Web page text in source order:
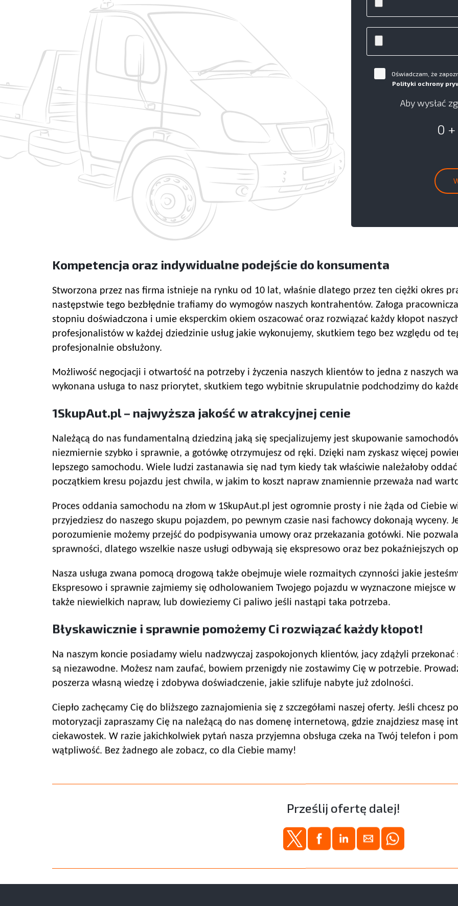
Oświadczam, że
Polityki ochrony
Aby wysłać
0
Kompetencja oraz indywidualne podejście do konsumenta
Stworzona przez nas firma istnieje na rynku od 10 lat, właśnie dlatego przez ten ciężki okres
następstwie tego bezbłędnie trafiamy do wymogów naszych kontrahentów. Załoga
stopniu doświadczona i umie eksperckim okiem oszacować oraz rozwiązać każdy kłopot
profesjonalistów w każdej dziedzinie usług jakie wykonujemy, skutkiem tego bez względu od
profesjonalnie obsłużony.
Możliwość negocjacji i otwartość na potrzeby i życzenia naszych klientów to jedna z naszych
wykonana usługa to nasz priorytet, skutkiem tego wybitnie skrupulatnie podchodzimy do
1SkupAut.pl – najwyższa jakość w atrakcyjnej cenie
Należącą do nas fundamentalną dziedziną jaką się specjalizujemy jest skupowanie
niezmiernie szybko i sprawnie, a gotówkę otrzymujesz od ręki. Dzięki nam zyskasz więcej
lepszego samochodu. Wiele ludzi zastanawia się nad tym kiedy tak właściwie należałoby
początkiem kresu pojazdu jest chwila, w jakim to koszt napraw znamiennie przeważa nad
Proces oddania samochodu na złom w 1SkupAut.pl jest ogromnie prosty i nie żąda od Ciebie
przyjedziesz do naszego skupu pojazdem, po pewnym czasie nasi fachowcy dokonają wyceny.
porozumienie możemy przejść do podpisywania umowy oraz przekazania gotówki. Nie
sprawności, dlatego wszelkie nasze usługi odbywają się ekspresowo oraz bez pokaźniejszych
Nasza usługa zwana pomocą drogową także obejmuje wiele rozmaitych czynności jakie
Ekspresowo i sprawnie zajmiemy się odholowaniem Twojego pojazdu w wyznaczone miejsce
także niewielkich napraw, lub dowieziemy Ci paliwo jeśli nastąpi taka potrzeba.
Błyskawicznie i sprawnie pomożemy Ci rozwiązać każdy kłopot!
Na naszym koncie posiadamy wielu nadzwyczaj zaspokojonych klientów, jacy zdążyli
są niezawodne. Możesz nam zaufać, bowiem przenigdy nie zostawimy Cię w potrzebie.
poszerza własną wiedzę i zdobywa doświadczenie, jakie szlifuje nabyte już zdolności.
Ciepło zachęcamy Cię do bliższego zaznajomienia się z szczegółami naszej oferty. Jeśli chcesz
motoryzacji zapraszamy Cię na należącą do nas domenę internetową, gdzie znajdziesz masę
ciekawostek. W razie jakichkolwiek pytań nasza przyjemna obsługa czeka na Twój telefon i
wątpliwość. Bez żadnego ale zobacz, co dla Ciebie mamy!
Prześlij ofertę dalej!